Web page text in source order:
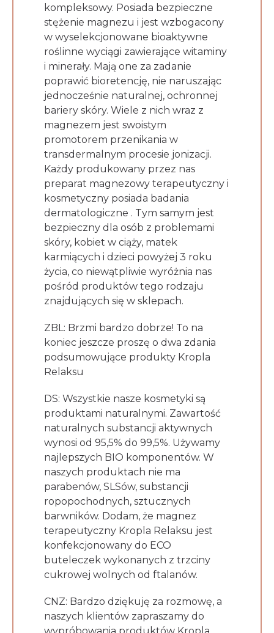
kompleksowy. Posiada bezpieczne
stężenie magnezu i jest wzbogacony
w wyselekcjonowane bioaktywne
roślinne wyciągi zawierające witaminy
i minerały. Mają one za zadanie
poprawić bioretencję, nie naruszając
jednocześnie naturalnej, ochronnej
bariery skóry. Wiele z nich wraz z
magnezem jest swoistym
promotorem przenikania w
transdermalnym procesie jonizacji.
Każdy produkowany przez nas
preparat magnezowy terapeutyczny i
kosmetyczny posiada badania
dermatologiczne . Tym samym jest
bezpieczny dla osób z problemami
skóry, kobiet w ciąży, matek
karmiących i dzieci powyżej 3 roku
życia, co niewątpliwie wyróżnia nas
pośród produktów tego rodzaju
znajdujących się w sklepach.
ZBL: Brzmi bardzo dobrze! To na
koniec jeszcze proszę o dwa zdania
podsumowujące produkty Kropla
Relaksu
DS: Wszystkie nasze kosmetyki są
produktami naturalnymi. Zawartość
naturalnych substancji aktywnych
wynosi od 95,5% do 99,5%. Używamy
najlepszych BIO komponentów. W
naszych produktach nie ma
parabenów, SLSów, substancji
ropopochodnych, sztucznych
barwników. Dodam, że magnez
terapeutyczny Kropla Relaksu jest
konfekcjonowany do ECO
buteleczek wykonanych z trzciny
cukrowej wolnych od ftalanów.
CNZ: Bardzo dziękuję za rozmowę, a
naszych klientów zapraszamy do